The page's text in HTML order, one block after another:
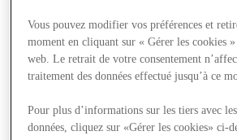
Vous pouvez modifier vos préférences et
moment en cliquant sur « Gérer les cookies
web. Le retrait de votre consentement
traitement des données effectué jusqu’à ce
Pour plus d’informations sur les tiers avec
données, cliquez sur «Gérer les cookies» ci-